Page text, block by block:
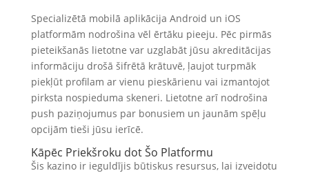
Specializētā mobilā aplikācija Android un iOS
platformām nodrošina vēl ērtāku pieeju. Pēc pirmās
pieteikšanās lietotne var uzglabāt jūsu akreditācijas
informāciju drošā šifrētā krātuvē, ļaujot turpmāk
piekļūt profilam ar vienu pieskārienu vai izmantojot
pirksta nospieduma skeneri. Lietotne arī nodrošina
push paziņojumus par bonusiem un jaunām spēļu
opcijām tieši jūsu ierīcē.
Kāpēc Priekšroku dot Šo Platformu
Šis kazino ir ieguldījis būtiskus resursus, lai izveidotu